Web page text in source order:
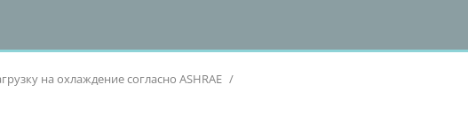
на охлаждение согласно ASHRAE